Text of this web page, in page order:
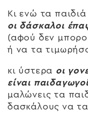
Κι ενώ τα
οι δάσκαλοι
(αφού δεν
ή να τα
κι ύστερα οι
είναι
μαλώνεις τα
δασκάλους να